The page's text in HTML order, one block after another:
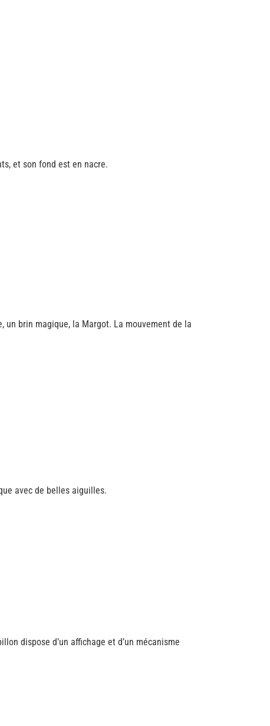
et son fond est en nacre.
un brin magique, la Margot. La mouvement de la
avec de belles aiguilles.
dispose d’un affichage et d’un mécanisme